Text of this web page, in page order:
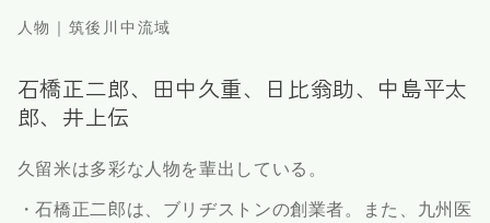
人物｜筑後川中流域
石橋正二郎、田中久重、日比翁助、中島平太
郎、井上伝
久留米は多彩な人物を輩出している。
・石橋正二郎は、ブリヂストンの創業者。また、九州医